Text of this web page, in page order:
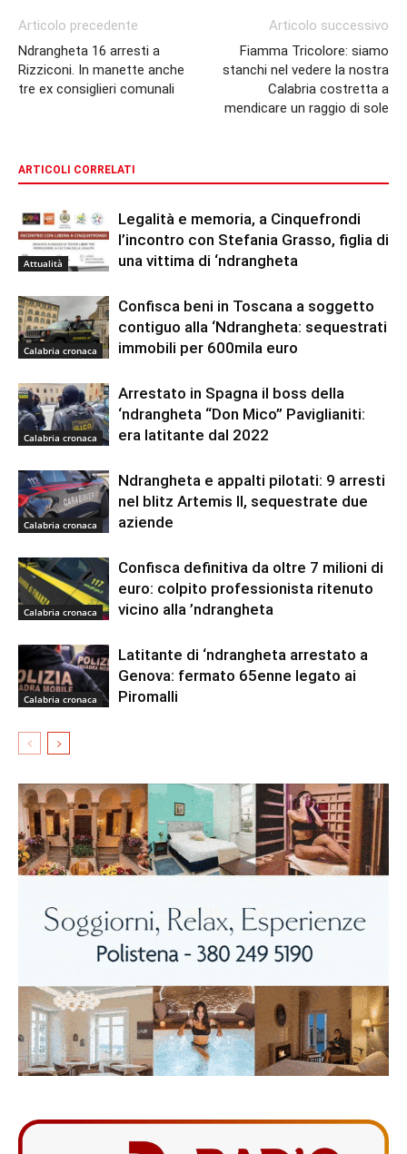
Articolo precedente
Ndrangheta 16 arresti a
Rizziconi. In manette anche
tre ex consiglieri comunali
Articolo successivo
Fiamma Tricolore: siamo
stanchi nel vedere la nostra
Calabria costretta a
mendicare un raggio di sole
ARTICOLI CORRELATI
Attualità
Legalità e memoria, a Cinquefrondi
l’incontro con Stefania Grasso, figlia di
una vittima di ‘ndrangheta
Calabria cronaca
Confisca beni in Toscana a soggetto
contiguo alla ‘Ndrangheta: sequestrati
immobili per 600mila euro
Calabria cronaca
Arrestato in Spagna il boss della
‘ndrangheta “Don Mico” Paviglianiti:
era latitante dal 2022
Calabria cronaca
Ndrangheta e appalti pilotati: 9 arresti
nel blitz Artemis II, sequestrate due
aziende
Calabria cronaca
Confisca definitiva da oltre 7 milioni di
euro: colpito professionista ritenuto
vicino alla ’ndrangheta
Calabria cronaca
Latitante di ‘ndrangheta arrestato a
Genova: fermato 65enne legato ai
Piromalli